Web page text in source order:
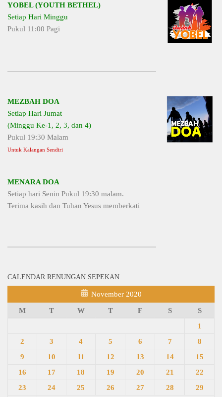
YOBEL (YOUTH BETHEL)
Setiap Hari Minggu
Pukul 11:00 Pagi
MEZBAH DOA
Setiap Hari Jumat
(Minggu Ke-1, 2, 3, dan 4)
Pukul 19:30 Malam
Untuk Kalangan Sendiri
MENARA DOA
Setiap hari Senin Pukul 19:30 malam.
Terima kasih dan Tuhan Yesus memberkati
CALENDAR RENUNGAN SEPEKAN
November 2020
M T W T F S
S
1
2
3 4 5 6 7
8
9
10 11 12 13 14
15
16
17 18 19 20 21
22
23
24 25 26 27 28 29